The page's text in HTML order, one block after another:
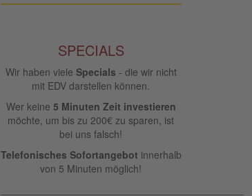
SPECIALS
Wir haben viele Specials - die wir nicht
mit EDV darstellen können.
Wer keine 5 Minuten Zeit investieren
möchte, um bis zu 200€ zu sparen, ist
bei uns falsch!
Telefonisches Sofortangebot innerhalb
von 5 Minuten möglich!